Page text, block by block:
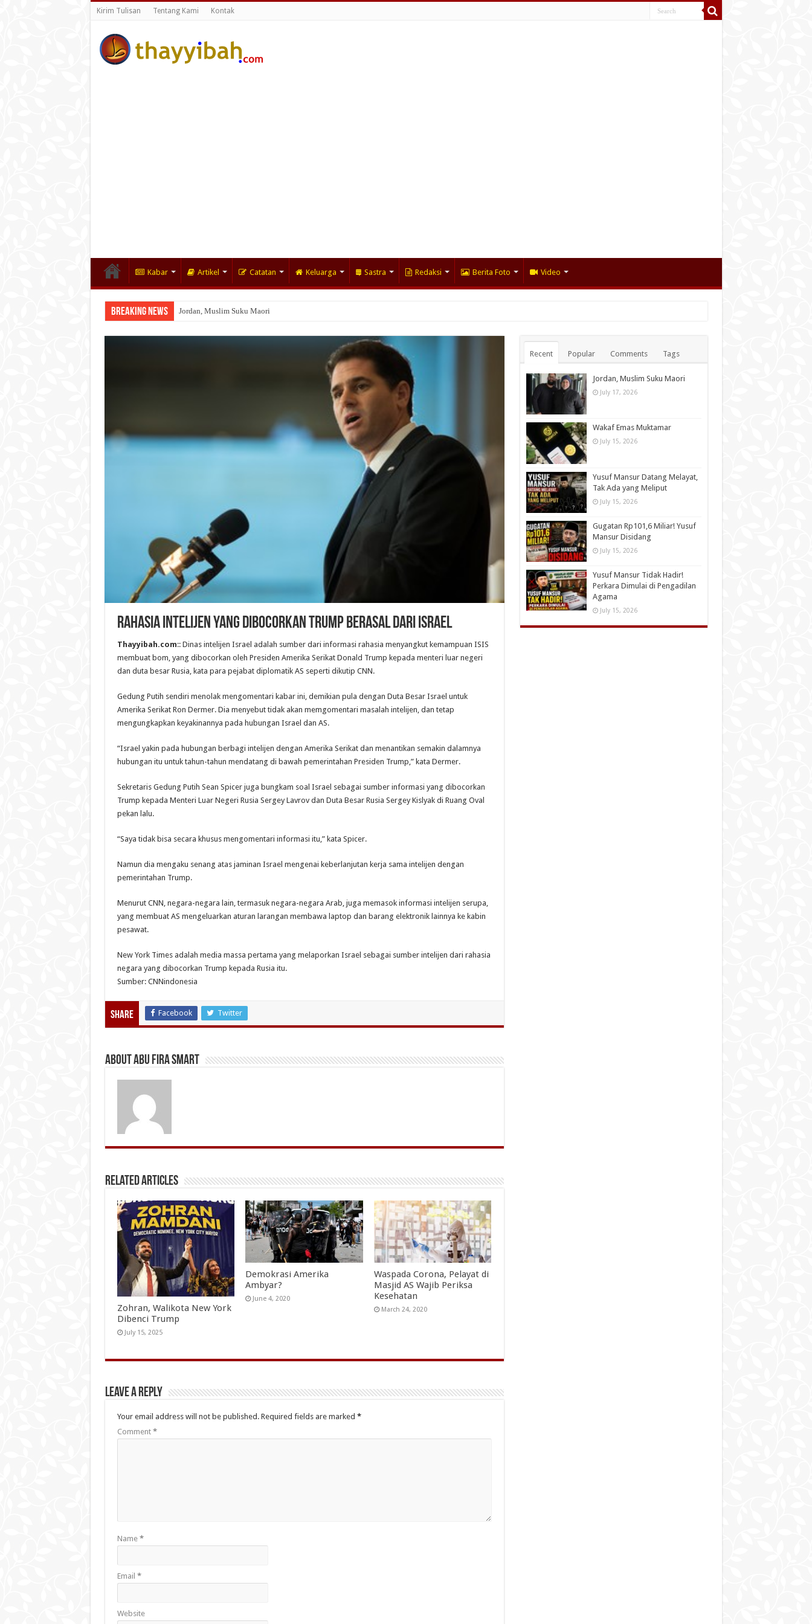
Kirim Tulisan Tentang Kami Kontak
Kabar Artikel Catatan Keluarga Sastra Redaksi Berita Foto Video
Breaking News Jordan, Muslim Suku Maori
Rahasia Intelijen yang Dibocorkan Trump Berasal dari Israel
Thayyibah.com:: Dinas intelijen Israel adalah sumber dari informasi rahasia menyangkut kemampuan ISIS
membuat bom, yang dibocorkan oleh Presiden Amerika Serikat Donald Trump kepada menteri luar negeri
dan duta besar Rusia, kata para pejabat diplomatik AS seperti dikutip CNN.
Gedung Putih sendiri menolak mengomentari kabar ini, demikian pula dengan Duta Besar Israel untuk
Amerika Serikat Ron Dermer. Dia menyebut tidak akan memgomentari masalah intelijen, dan tetap
mengungkapkan keyakinannya pada hubungan Israel dan AS.
“Israel yakin pada hubungan berbagi intelijen dengan Amerika Serikat dan menantikan semakin dalamnya
hubungan itu untuk tahun-tahun mendatang di bawah pemerintahan Presiden Trump,” kata Dermer.
Sekretaris Gedung Putih Sean Spicer juga bungkam soal Israel sebagai sumber informasi yang dibocorkan
Trump kepada Menteri Luar Negeri Rusia Sergey Lavrov dan Duta Besar Rusia Sergey Kislyak di Ruang Oval
pekan lalu.
“Saya tidak bisa secara khusus mengomentari informasi itu,” kata Spicer.
Namun dia mengaku senang atas jaminan Israel mengenai keberlanjutan kerja sama intelijen dengan
pemerintahan Trump.
Menurut CNN, negara-negara lain, termasuk negara-negara Arab, juga memasok informasi intelijen serupa,
yang membuat AS mengeluarkan aturan larangan membawa laptop dan barang elektronik lainnya ke kabin
pesawat.
New York Times adalah media massa pertama yang melaporkan Israel sebagai sumber intelijen dari rahasia
negara yang dibocorkan Trump kepada Rusia itu.
Sumber: CNNindonesia
Share Facebook Twitter
About Abu Fira Smart
Related Articles
Zohran, Walikota New York
Dibenci Trump
July 15, 2025
Demokrasi Amerika
Ambyar?
June 4, 2020
Waspada Corona, Pelayat di
Masjid AS Wajib Periksa
Kesehatan
March 24, 2020
Leave a Reply
Your email address will not be published. Required fields are marked *
Comment *
Name *
Email *
Website
Recent Popular Comments Tags
Jordan, Muslim Suku Maori
July 17, 2026
Wakaf Emas Muktamar
July 15, 2026
Yusuf Mansur Datang Melayat,
Tak Ada yang Meliput
July 15, 2026
Gugatan Rp101,6 Miliar! Yusuf
Mansur Disidang
July 15, 2026
Yusuf Mansur Tidak Hadir!
Perkara Dimulai di Pengadilan
Agama
July 15, 2026